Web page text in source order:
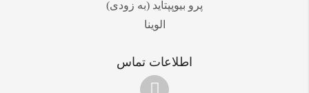
پرو بیوپپتاید (به زودی)
الوینا
اطلاعات تماس